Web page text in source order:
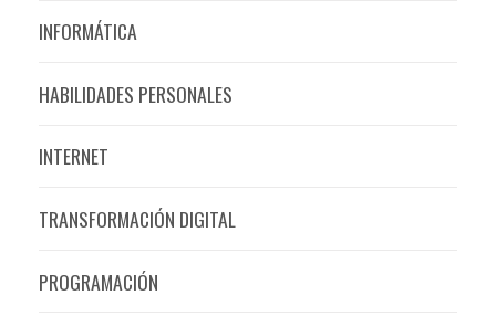
INFORMÁTICA
HABILIDADES PERSONALES
INTERNET
TRANSFORMACIÓN DIGITAL
PROGRAMACIÓN